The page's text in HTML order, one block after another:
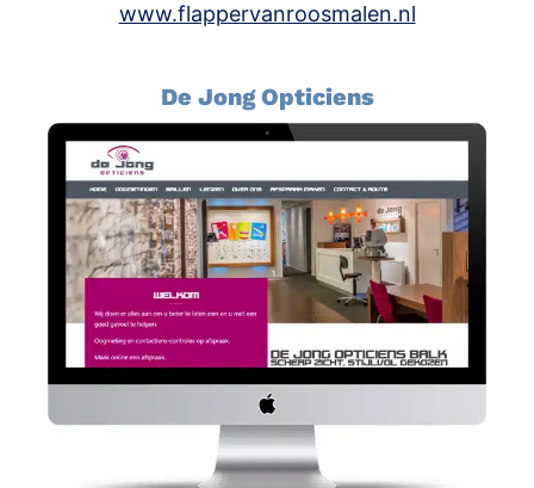
www.flappervanroosmalen.nl
De Jong Opticiens